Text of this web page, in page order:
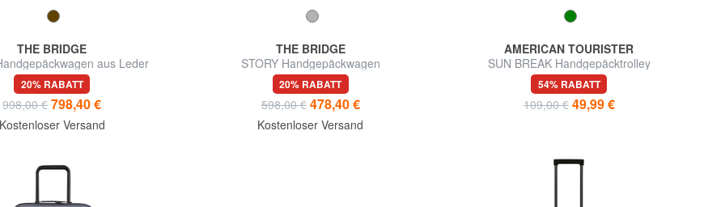
THE BRIDGE
aus Leder
20% RABATT
998,00 € 798,40 €
Versand
THE BRIDGE
STORY Handgepäckwagen
20% RABATT
598,00 € 478,40 €
Kostenloser Versand
AMERICAN TOURISTER
SUN BREAK Handgepäcktrolley
54% RABATT
109,00 € 49,99 €